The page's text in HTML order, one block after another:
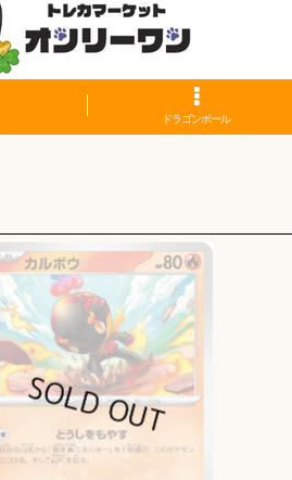
ドラゴンボール